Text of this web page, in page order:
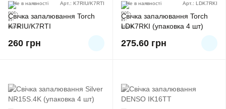
Не в наявності Арт.: K7RIU/K7RTI
Свічка запалювання Torch
K7RIU/K7RTI
260 грн
Не в наявності Арт.: LDK7RKI
Свічка запалювання Torch
LDK7RKI (упаковка 4 шт)
275.60 грн